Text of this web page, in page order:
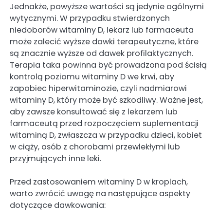
Jednakże, powyższe wartości są jedynie ogólnymi
wytycznymi. W przypadku stwierdzonych
niedoborów witaminy D, lekarz lub farmaceuta
może zalecić wyższe dawki terapeutyczne, które
są znacznie wyższe od dawek profilaktycznych.
Terapia taka powinna być prowadzona pod ścisłą
kontrolą poziomu witaminy D we krwi, aby
zapobiec hiperwitaminozie, czyli nadmiarowi
witaminy D, który może być szkodliwy. Ważne jest,
aby zawsze konsultować się z lekarzem lub
farmaceutą przed rozpoczęciem suplementacji
witaminą D, zwłaszcza w przypadku dzieci, kobiet
w ciąży, osób z chorobami przewlekłymi lub
przyjmujących inne leki.
Przed zastosowaniem witaminy D w kroplach,
warto zwrócić uwagę na następujące aspekty
dotyczące dawkowania: